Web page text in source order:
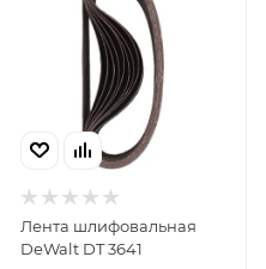
Лента шлифовальная
DeWalt DT 3641